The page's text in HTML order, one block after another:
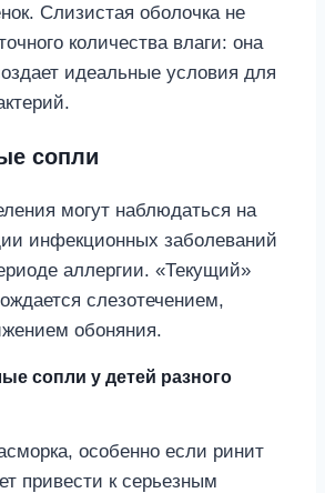
Слизистая оболочка не
количества влаги: она
идеальные условия для
сопли
могут наблюдаться на
инфекционных заболеваний
аллергии. «Текущий»
слезотечением,
обоняния.
сопли у детей разного
особенно если ринит
привести к серьезным